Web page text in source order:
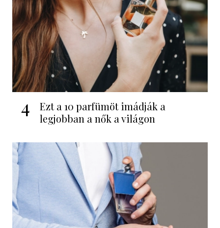
4
Ezt a 10 parfümöt imádják a
legjobban a nők a világon